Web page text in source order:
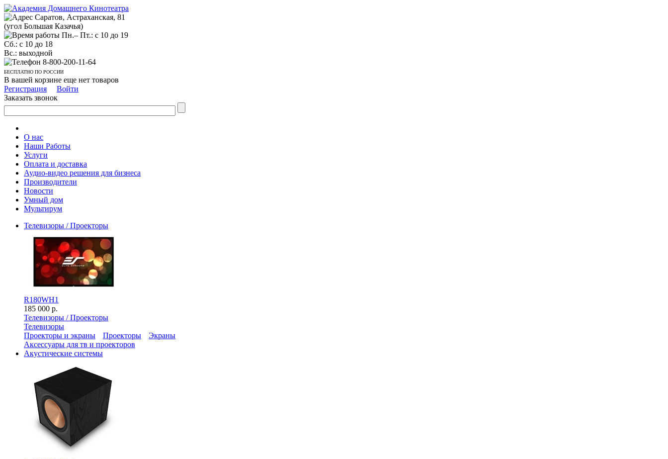
Саратов, Астраханская, 81
(угол Большая Казачья)
Пн.– Пт.: с 10 до 19
Сб.: с 10 до 18
Вс.: выходной
8-800-200-11-64
БЕСПЛАТНО ПО РОССИИ
В вашей корзине еще нет товаров
Регистрация
Войти
Заказать звонок
О нас
Наши Работы
Услуги
Оплата и доставка
Аудио-видео решения для бизнеса
Производители
Новости
Умный дом
Мультирум
Телевизоры / Проекторы
R180WH1
185 000 р.
Телевизоры / Проекторы
Телевизоры
Проекторы и экраны
Проекторы
Экраны
Аксессуары для тв и проекторов
Акустические системы